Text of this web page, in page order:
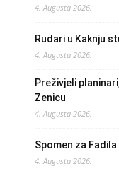
4. Augusta 2026.
Rudari u Kaknju
4. Augusta 2026.
Preživjeli
Zenicu
4. Augusta 2026.
Spomen za
4. Augusta 2026.